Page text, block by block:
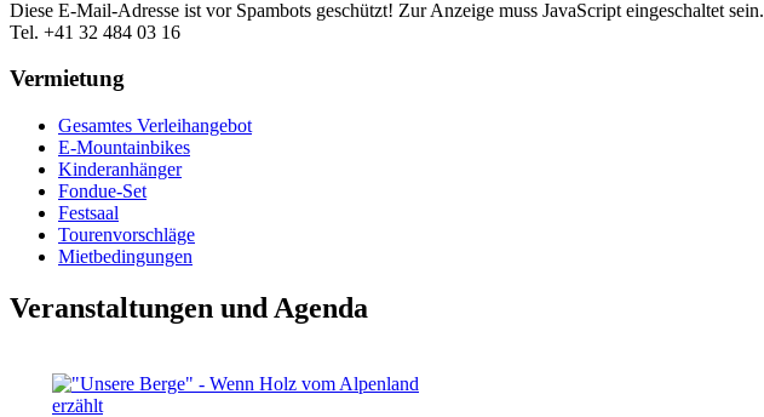
Diese E-Mail-Adresse ist vor Spambots geschützt! Zur Anzeige muss JavaScript eingeschaltet sein.
Tel. +41 32 484 03 16
Vermietung
Gesamtes Verleihangebot
E-Mountainbikes
Kinderanhänger
Fondue-Set
Festsaal
Tourenvorschläge
Mietbedingungen
Veranstaltungen und Agenda